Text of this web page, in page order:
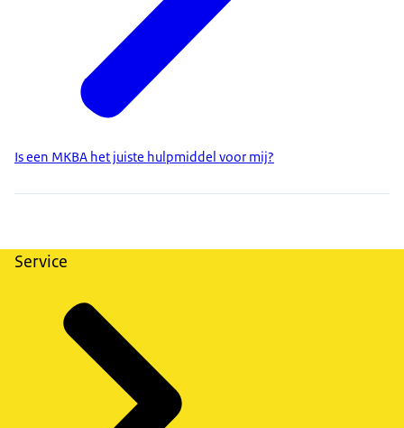
Is een MKBA het juiste hulpmiddel voor mij?
Service